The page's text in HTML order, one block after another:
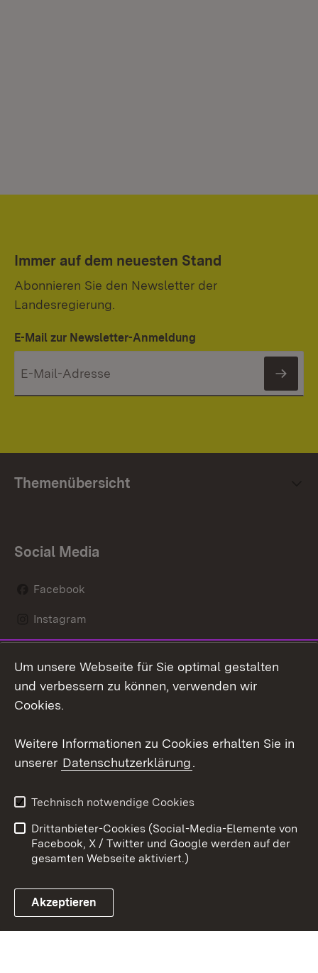
Immer auf dem neuesten Stand
Abonnieren Sie den Newsletter der
Landesregierung.
E-Mail zur Newsletter-Anmeldung
Themenübersicht
Social Media
Facebook
Instagram
Mastodon
Youtube
Link zum Landesportal
Kontakt
Datenschutz
Barrierefreiheit
Impressum Cookies
Um unsere Webseite für Sie optimal gestalten
und verbessern zu können, verwenden wir
Cookies.
Weitere Informationen zu Cookies erhalten Sie in
unserer Datenschutzerklärung.
Technisch notwendige Cookies
Drittanbieter-Cookies (Social-Media-Elemente von
Facebook, X / Twitter und Google werden auf der
gesamten Webseite aktiviert.)
Akzeptieren